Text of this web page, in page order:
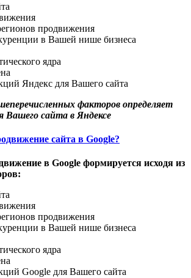
продвижения
в Вашей нише бизнеса
ядра
Яндекс для Вашего сайта
факторов определяет
Вашего сайта в Яндексе
сайта в Google?
в Google формируется исходя из
продвижения
в Вашей нише бизнеса
ядра
Google для Вашего сайта